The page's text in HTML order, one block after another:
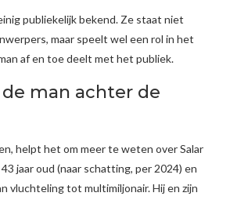
publiekelijk bekend. Ze staat niet
maar speelt wel een rol in het
af en toe deelt met het publiek.
man achter de
helpt het om meer te weten over Salar
jaar oud (naar schatting, per 2024) en
vluchteling tot multimiljonair. Hij en zijn